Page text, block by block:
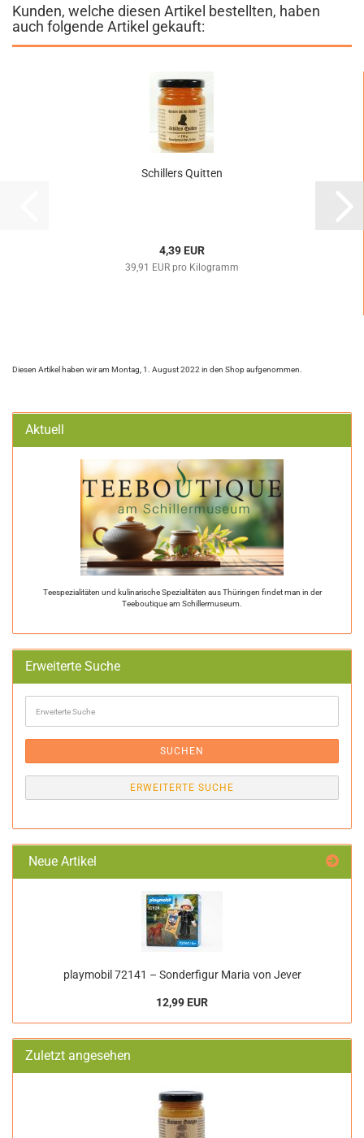
Kunden, welche diesen Artikel bestellten, haben
auch folgende Artikel gekauft:
Schillers Quitten
4,39 EUR
39,91 EUR pro Kilogramm
Diesen Artikel haben wir am Montag, 1. August 2022 in den Shop aufgenommen.
Aktuell
Teespezialitäten und kulinarische Spezialitäten aus Thüringen findet man in der
Teeboutique am Schillermuseum.
Erweiterte Suche
Suche
SUCHEN
ERWEITERTE SUCHE
Neue Artikel
playmobil 72141 – Sonderfigur Maria von Jever
12,99 EUR
Zuletzt angesehen